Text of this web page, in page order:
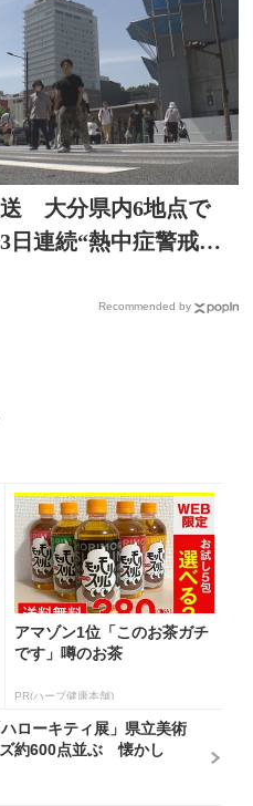
送 大分県内6地点で
連続“熱中症警戒ア
Recommended by
アマゾン1位「このお茶ガチ
です」噂のお茶
PR(ハーブ健康本舗)
ローキティ展」県立美術
約600点並ぶ 懐かし